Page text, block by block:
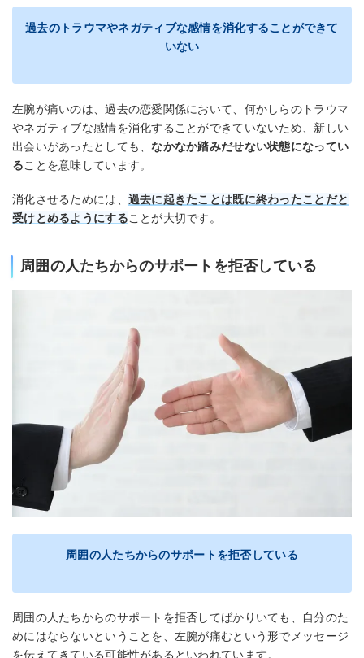
過去のトラウマやネガティブな感情を消化することができて
いない
左腕が痛いのは、過去の恋愛関係において、何かしらのトラウマ
やネガティブな感情を消化することができていないため、新しい
出会いがあったとしても、なかなか踏みだせない状態になってい
ることを意味しています。
消化させるためには、 過去に起きたことは既に終わったことだと
受けとめるようにすることが大切です。
周囲の人たちからのサポートを拒否している
周囲の人たちからのサポートを拒否している
周囲の人たちからのサポートを拒否してばかりいても、自分のた
めにはならないということを、左腕が痛むという形でメッセージ
を伝えてきている可能性があるといわれています。